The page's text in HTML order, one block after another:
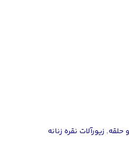
حلقه, زیورآلات نقره زنانه